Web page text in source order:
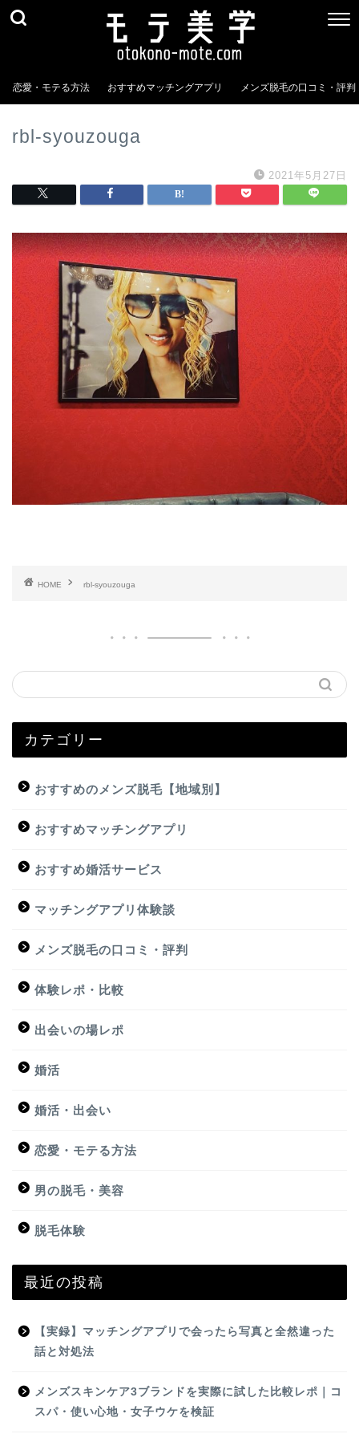
恋愛・モテる方法 おすすめマッチングアプリ メンズ脱毛の口コミ・評判
rbl-syouzouga
2021年5月27日
HOME rbl-syouzouga
カテゴリー
おすすめのメンズ脱毛【地域別】
おすすめマッチングアプリ
おすすめ婚活サービス
マッチングアプリ体験談
メンズ脱毛の口コミ・評判
体験レポ・比較
出会いの場レポ
婚活
婚活・出会い
恋愛・モテる方法
男の脱毛・美容
脱毛体験
最近の投稿
【実録】マッチングアプリで会ったら写真と全然違った
話と対処法
メンズスキンケア3ブランドを実際に試した比較レポ｜コ
スパ・使い心地・女子ウケを検証